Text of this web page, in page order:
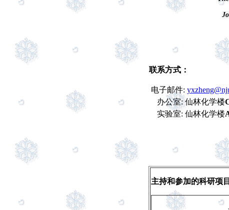
联系方式：
电子邮件:
办公室: 仙林化学楼
实验室: 仙林化学楼
主持和参加的科研项